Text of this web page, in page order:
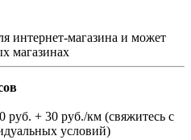
интернет-магазина и может
магазинах
+ 30 руб./км (свяжитесь с
условий)